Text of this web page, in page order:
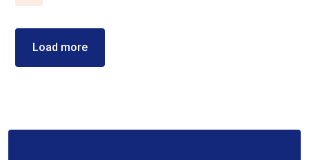
Load more